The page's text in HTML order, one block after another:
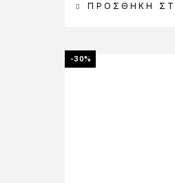
ΠΡΟΣΘΉΚΗ
-30%